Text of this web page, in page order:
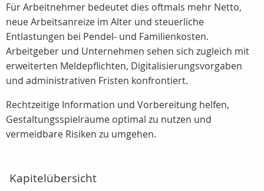
Für Arbeitnehmer bedeutet dies oftmals mehr Netto,
neue Arbeitsanreize im Alter und steuerliche
Entlastungen bei Pendel‑ und Familienkosten.
Arbeitgeber und Unternehmen sehen sich zugleich mit
erweiterten Meldepflichten, Digitalisierungsvorgaben
und administrativen Fristen konfrontiert.
Rechtzeitige Information und Vorbereitung helfen,
Gestaltungsspielräume optimal zu nutzen und
vermeidbare Risiken zu umgehen.
Kapitelübersicht